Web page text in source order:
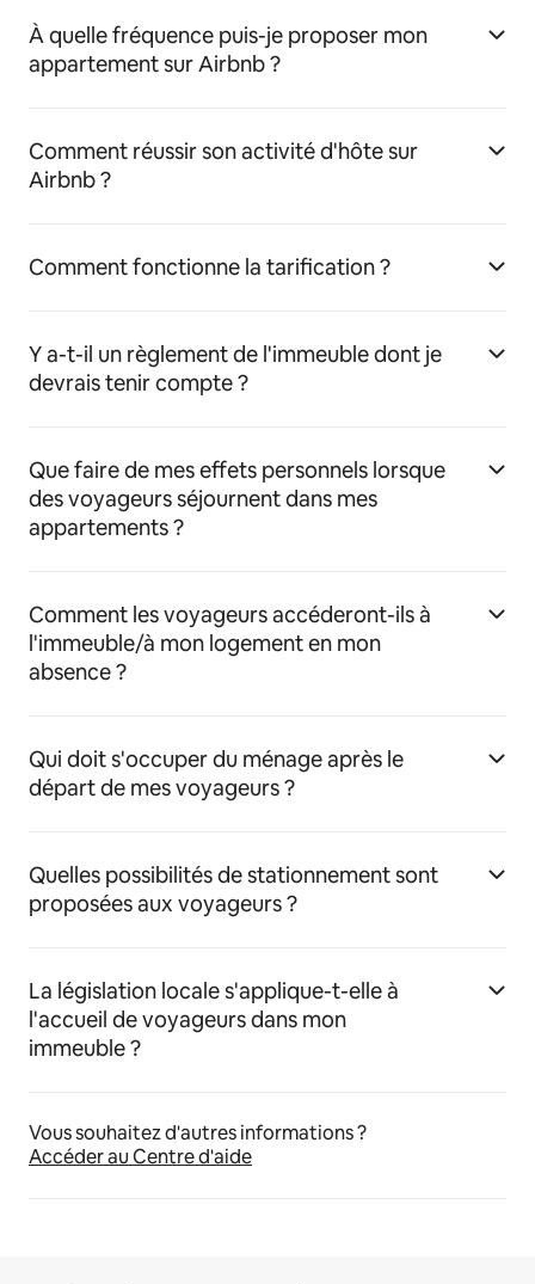
À quelle fréquence puis-je proposer mon
appartement sur Airbnb ?
Comment réussir son activité d'hôte sur
Airbnb ?
Comment fonctionne la tarification ?
Y a-t-il un règlement de l'immeuble dont je
devrais tenir compte ?
Que faire de mes effets personnels lorsque
des voyageurs séjournent dans mes
appartements ?
Comment les voyageurs accéderont-ils à
l'immeuble/à mon logement en mon
absence ?
Qui doit s'occuper du ménage après le
départ de mes voyageurs ?
Quelles possibilités de stationnement sont
proposées aux voyageurs ?
La législation locale s'applique-t-elle à
l'accueil de voyageurs dans mon
immeuble ?
Vous souhaitez d'autres informations ?
Accéder au Centre d'aide